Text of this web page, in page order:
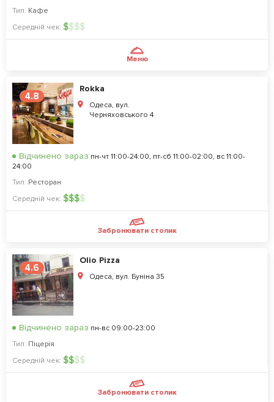
Тип: Кафе
Середній чек: $$$$
Меню
4.8
Rokka
Одеса, вул.
Черняховського 4
Відчинено зараз пн-чт 11:00-24:00, пт-сб 11:00-02:00, вс 11:00-
24:00
Тип: Ресторан
Середній чек: $$$$
Забронювати столик
4.6
Olio Pizza
Одеса, вул. Буніна 35
Відчинено зараз пн-вс 09:00-23:00
Тип: Піцерія
Середній чек: $$$$
Забронювати столик